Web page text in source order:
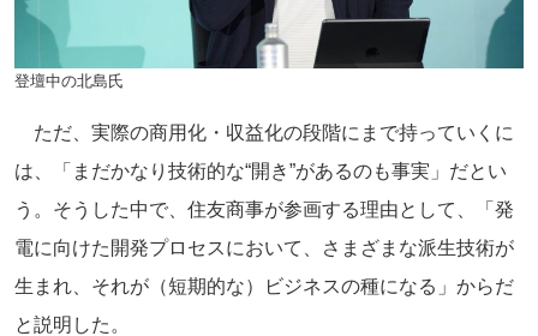
登壇中の北島氏
ただ、実際の商用化・収益化の段階にまで持っていくに
は、「まだかなり技術的な“開き”があるのも事実」だとい
う。そうした中で、住友商事が参画する理由として、「発
電に向けた開発プロセスにおいて、さまざまな派生技術が
生まれ、それが（短期的な）ビジネスの種になる」からだ
と説明した。